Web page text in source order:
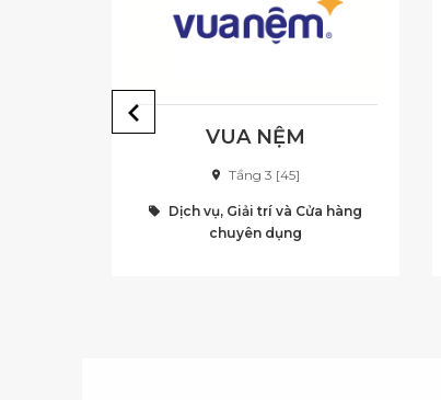
VUA NỆM
Tầng 3 [45]
Dịch vụ, Giải trí và Cửa hàng
chuyên dụng